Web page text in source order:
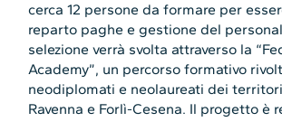
cerca 12 persone da formare per
reparto paghe e gestione del
selezione verrà svolta attraverso la
Academy”, un percorso formativo
neodiplomati e neolaureati dei
Ravenna e Forlì-Cesena. Il progetto è